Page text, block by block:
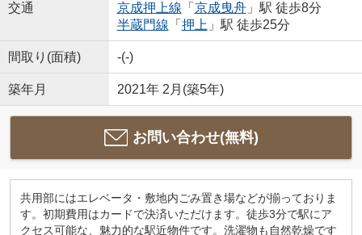
交通
京成押上線 「 京成曳舟」駅 徒歩8分
半蔵門線 「 押上 」駅 徒歩25分
間取り(面積) -(-)
築年月 2021年 2月(築5年)
お問い合わせ(無料)
共用部にはエレベータ・敷地内ごみ置き場などが揃っておりま
す。初期費用はカードで決済いただけます。徒歩3分で駅にア
クセス可能な、魅力的な駅近物件です。洗濯物も自然乾燥です